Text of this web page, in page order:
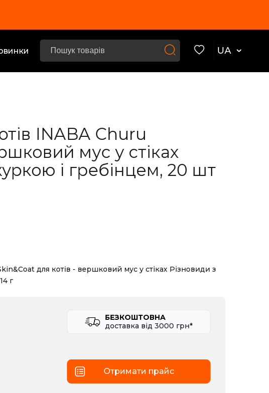
UA
INABA Churu
мус у стіках
і гребінцем, 20 шт
для котів - вершковий мус у стіках Різновиди з
г
БЕЗКОШТОВНА
доставка вiд 3000 грн*
Отримати прайс